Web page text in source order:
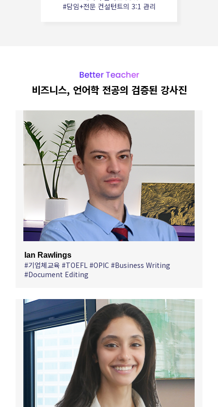
#담임+전문 컨설턴트의 3:1 관리
비즈니스, 언어학 전공의 검증된 강사진
Ian Rawlings
#기업체교육 #TOEFL #OPIC #Business Writing
#Document Editing